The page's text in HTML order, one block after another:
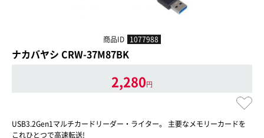
商品ID 1077988
ナカバヤシ CRW-37M87BK
2,280円
USB3.2Gen1マルチカードリーダー・ライター。 主要なメモリーカードを
これひとつで高速転送!